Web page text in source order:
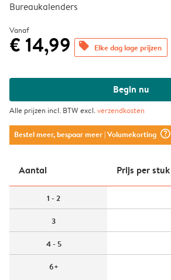
Bureaukalenders
Vanaf
€ 14,99 offers Elke dag lage prijzen
Begin nu
Alle prijzen incl. BTW excl.verzendkosten
Bestel meer, bespaar meer| Volumekorting question_mark_circle
Aantal Prijs per stuk
1 - 2
3
4 - 5
6+